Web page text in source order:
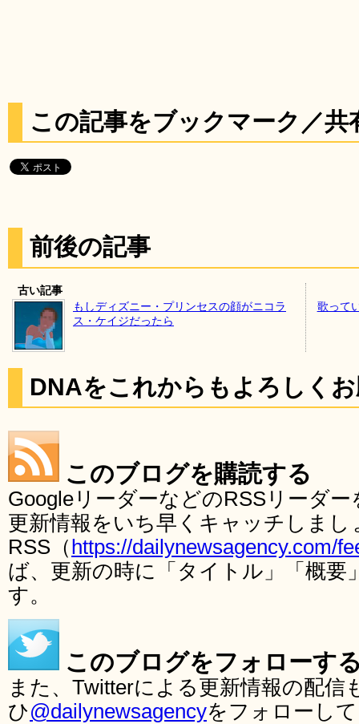
この記事をブックマーク／共
前後の記事
古い記事
もしディズニー・プリンセスの顔がニコラ
ス・ケイジだったら
歌って
DNAをこれからもよろしく
このブログを購読する
GoogleリーダーなどのRSSリーダ
更新情報をいち早くキャッチしま
RSS（ https://dailynewsagency.com/
ば、更新の時に「タイトル」「概要
す。
このブログをフォローす
また、Twitterによる更新情報の配
ひ@dailynewsagencyをフォローし